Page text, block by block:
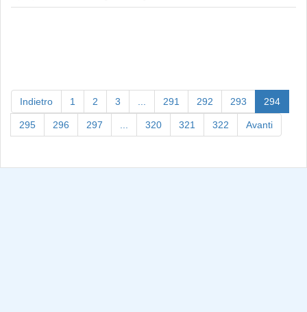
Indietro 1 2 3 291 292 293 294
295 296 297 320 321 322 Avanti